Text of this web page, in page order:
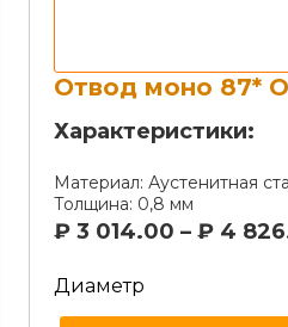
Отвод моно 87*
Характеристики:
Материал: Аустенитная
Толщина: 0,8 мм
₽ 3 014.00 – ₽ 4
Диаметр